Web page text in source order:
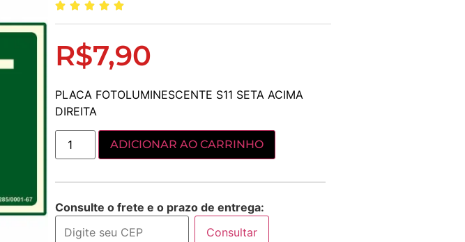
R$7,90
PLACA FOTOLUMINESCENTE S11 SETA ACIMA
DIREITA
ADICIONAR AO CARRINHO
Consulte o frete e o prazo de entrega:
Consultar